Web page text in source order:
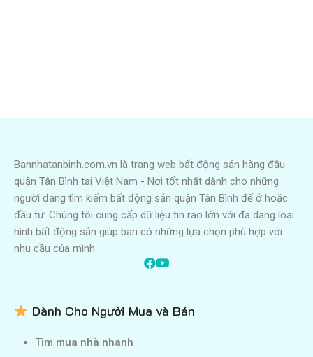
Bannhatanbinh.com.vn là trang web bất động sản hàng đầu
quận Tân Bình tại Việt Nam - Nơi tốt nhất dành cho những
người đang tìm kiếm bất động sản quận Tân Bình để ở hoặc
đầu tư. Chúng tôi cung cấp dữ liệu tin rao lớn với đa dạng loại
hình bất động sản giúp bạn có những lựa chọn phù hợp với
nhu cầu của mình.
Dành Cho Người Mua và Bán
Tìm mua nhà nhanh